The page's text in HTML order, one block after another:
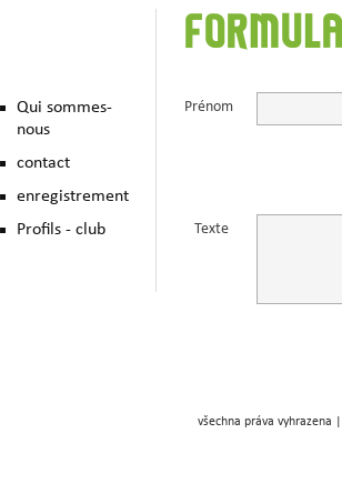
Qui sommes-
nous
contact
enregistrement
Profils - club
Prénom
Texte
všechna práva